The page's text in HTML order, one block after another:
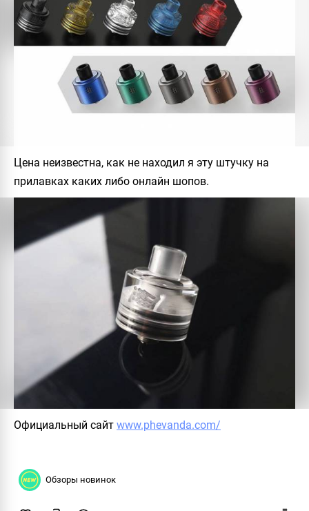
Цена неизвестна, как не находил я эту штучку на
прилавках каких либо онлайн шопов.
Официальный сайт www.phevanda.com/
Обзоры новинок